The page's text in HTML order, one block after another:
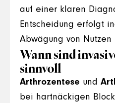
auf einer klaren
Entscheidung erfolgt
Abwägung von Nutzen
Wann sind
sinnvoll
Arthrozentese und
bei hartnäckigen